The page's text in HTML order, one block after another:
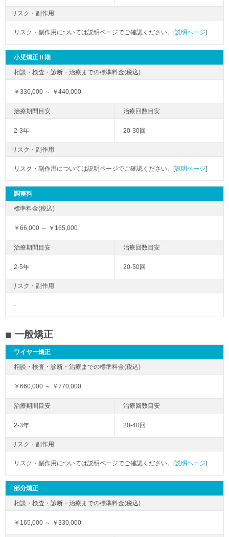
リスク・副作用
リスク・副作用については説明ページでご確認ください。[説明ページ]
小児矯正Ⅱ期
￥330,000 ～ ￥440,000
2-3年 20-30回
リスク・副作用
リスク・副作用については説明ページでご確認ください。[説明ページ]
調整料
￥66,000 ～ ￥165,000
2-5年 20-50回
リスク・副作用
-
一般矯正
ワイヤー矯正
￥660,000 ～ ￥770,000
2-3年 20-40回
リスク・副作用
リスク・副作用については説明ページでご確認ください。[説明ページ]
部分矯正
￥165,000 ～ ￥330,000